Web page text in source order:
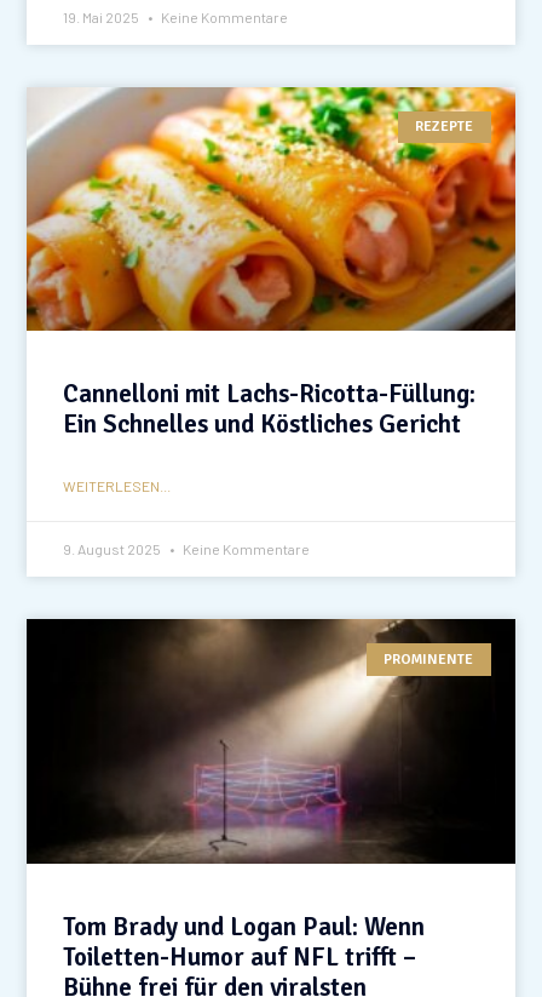
19. Mai 2025 Keine Kommentare
REZEPTE
Cannelloni mit Lachs-Ricotta-Füllung:
Ein Schnelles und Köstliches Gericht
WEITERLESEN...
9. August 2025 Keine Kommentare
PROMINENTE
Tom Brady und Logan Paul: Wenn
Toiletten-Humor auf NFL trifft –
Bühne frei für den viralsten